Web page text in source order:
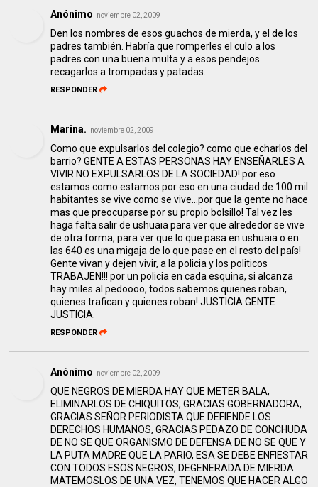
Anónimo noviembre 02, 2009
Den los nombres de esos guachos de mierda, y el de los
padres también. Habría que romperles el culo a los
padres con una buena multa y a esos pendejos
recagarlos a trompadas y patadas.
RESPONDER
Marina. noviembre 02, 2009
Como que expulsarlos del colegio? como que echarlos del
barrio? GENTE A ESTAS PERSONAS HAY ENSEÑARLES A
VIVIR NO EXPULSARLOS DE LA SOCIEDAD! por eso
estamos como estamos por eso en una ciudad de 100 mil
habitantes se vive como se vive...por que la gente no hace
mas que preocuparse por su propio bolsillo! Tal vez les
haga falta salir de ushuaia para ver que alrededor se vive
de otra forma, para ver que lo que pasa en ushuaia o en
las 640 es una migaja de lo que pase en el resto del país!
Gente vivan y dejen vivir, a la policia y los politicos
TRABAJEN!!! por un policia en cada esquina, si alcanza
hay miles al pedoooo, todos sabemos quienes roban,
quienes trafican y quienes roban! JUSTICIA GENTE
JUSTICIA.
RESPONDER
Anónimo noviembre 02, 2009
QUE NEGROS DE MIERDA HAY QUE METER BALA,
ELIMINARLOS DE CHIQUITOS, GRACIAS GOBERNADORA,
GRACIAS SEÑOR PERIODISTA QUE DEFIENDE LOS
DERECHOS HUMANOS, GRACIAS PEDAZO DE CONCHUDA
DE NO SE QUE ORGANISMO DE DEFENSA DE NO SE QUE Y
LA PUTA MADRE QUE LA PARIO, ESA SE DEBE ENFIESTAR
CON TODOS ESOS NEGROS, DEGENERADA DE MIERDA.
MATEMOSLOS DE UNA VEZ, TENEMOS QUE HACER ALGO